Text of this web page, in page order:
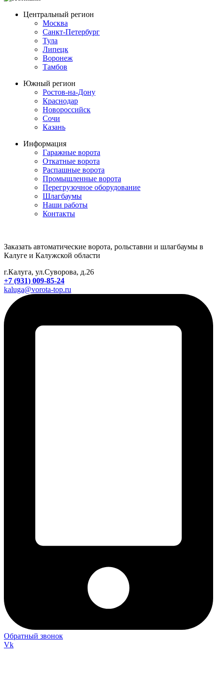
Центральный регион
Москва
Санкт-Петербург
Тула
Липецк
Воронеж
Тамбов
Южный регион
Ростов-на-Дону
Краснодар
Новороссийск
Сочи
Казань
Информация
Гаражные ворота
Откатные ворота
Распашные ворота
Промышленные ворота
Перегрузочное оборудование
Шлагбаумы
Наши работы
Контакты
Заказать автоматические ворота, рольставни и шлагбаумы в
Калуге и Калужской области
г.Калуга, ул.Суворова, д.26
+7 (931) 009-85-24
kaluga@vorota-top.ru
Обратный звонок
Vk